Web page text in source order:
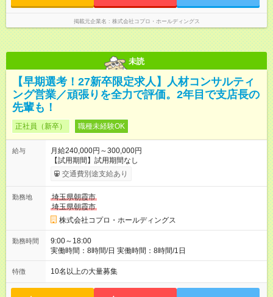
掲載元企業名 株式会社コプロ・ホールディングス
未読
【早期選考！27新卒限定求人】人材コンサルティ
ング営業／頑張りを全力で評価。2年目で支店長の
先輩も！
正社員（新卒） 職種未経験OK
給与
月給240,000円～300,000円
【試用期間】試用期間なし
交通費別途支給あり
勤務地
埼玉県朝霞市
埼玉県朝霞市
株式会社コプロ・ホールディングス
勤務時間
9:00～18:00
実働時間：8時間/日 実働時間：8時間/1日
特徴 10名以上の大量募集